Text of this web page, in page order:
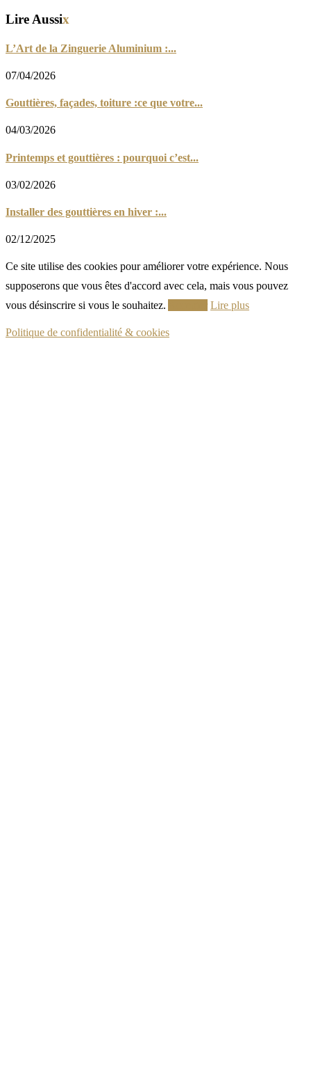
Lire Aussix
L’Art de la Zinguerie Aluminium :...
07/04/2026
Gouttières, façades, toiture :ce que votre...
04/03/2026
Printemps et gouttières : pourquoi c’est...
03/02/2026
Installer des gouttières en hiver :...
02/12/2025
Ce site utilise des cookies pour améliorer votre expérience. Nous
supposerons que vous êtes d'accord avec cela, mais vous pouvez
vous désinscrire si vous le souhaitez.
Lire plus
Politique de confidentialité & cookies